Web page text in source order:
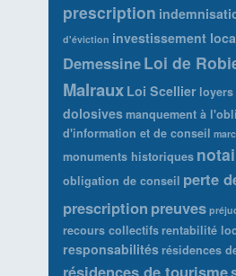
prescription
d'éviction investissement
DemessineLoi de
Malraux Loi Scellier loyers
dolosivesmanquement à
d'information et de conseil
monuments historiques
obligation de conseil perte
prescription preuves
recours collectifsrentabilité
responsabilitésrésidences